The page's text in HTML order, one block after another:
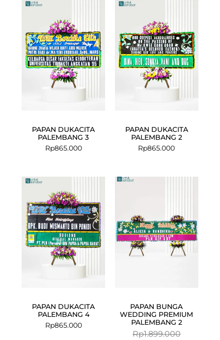
PAPAN DUKACITA
PALEMBANG 3
Rp865.000
PAPAN DUKACITA
PALEMBANG 2
Rp865.000
PAPAN DUKACITA
PALEMBANG 4
Rp865.000
PAPAN BUNGA
WEDDING PREMIUM
PALEMBANG 2
Rp1.899.000